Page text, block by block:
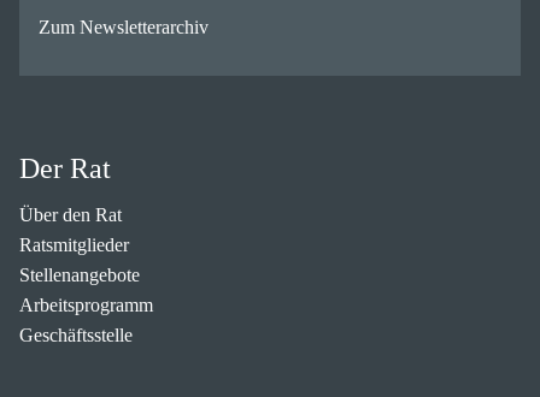
Zum Newsletterarchiv
Der Rat
Über den Rat
Ratsmitglieder
Stellenangebote
Arbeitsprogramm
Geschäftsstelle